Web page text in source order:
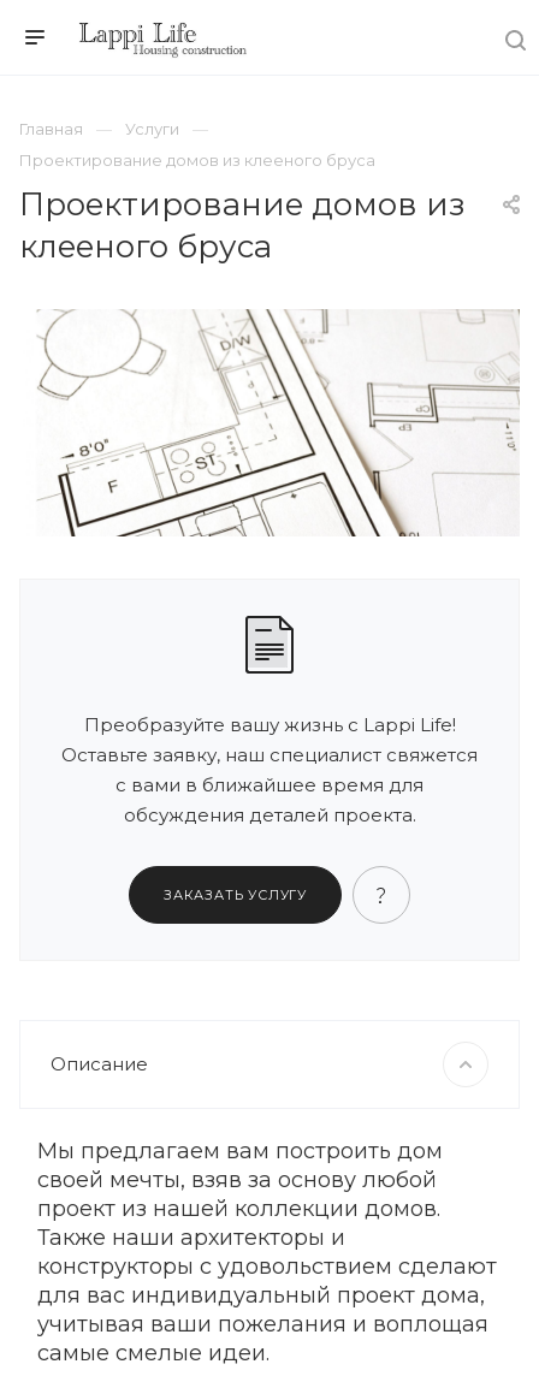
Главная
Услуги
Проектирование домов из клееного бруса
Проектирование домов из
клееного бруса
Преобразуйте вашу жизнь с Lappi Life!
Оставьте заявку, наш специалист свяжется
с вами в ближайшее время для
обсуждения деталей проекта.
ЗАКАЗАТЬ УСЛУГУ
Описание
Мы предлагаем вам построить дом
своей мечты, взяв за основу любой
проект из нашей коллекции домов.
Также наши архитекторы и
конструкторы с удовольствием сделают
для вас индивидуальный проект дома,
учитывая ваши пожелания и воплощая
самые смелые идеи.